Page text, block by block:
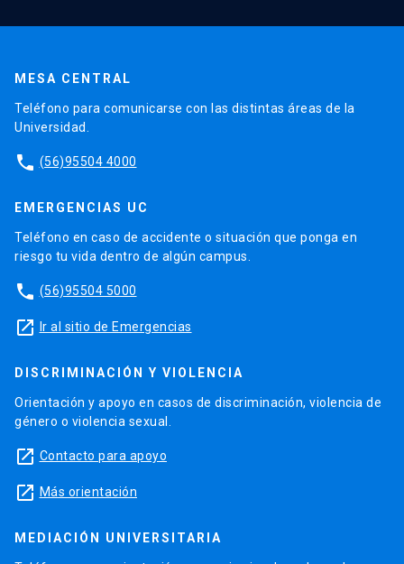
MESA CENTRAL
Teléfono para comunicarse con las distintas áreas de la
Universidad.
phone (56)95504 4000
EMERGENCIAS UC
Teléfono en caso de accidente o situación que ponga en
riesgo tu vida dentro de algún campus.
phone (56)95504 5000
launch Ir al sitio de Emergencias
DISCRIMINACIÓN Y VIOLENCIA
Orientación y apoyo en casos de discriminación, violencia de
género o violencia sexual.
launch Contacto para apoyo
launch Más orientación
MEDIACIÓN UNIVERSITARIA